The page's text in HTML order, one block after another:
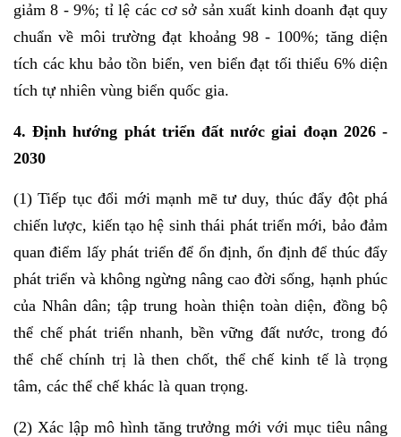
giảm 8 - 9%; tỉ lệ các cơ sở sản xuất kinh doanh đạt quy
chuẩn về môi trường đạt khoảng 98 - 100%; tăng diện
tích các khu bảo tồn biển, ven biển đạt tối thiểu 6% diện
tích tự nhiên vùng biển quốc gia.
4. Định hướng phát triển đất nước giai đoạn 2026 -
2030
(1) Tiếp tục đổi mới mạnh mẽ tư duy, thúc đẩy đột phá
chiến lược, kiến tạo hệ sinh thái phát triển mới, bảo đảm
quan điểm lấy phát triển để ổn định, ổn định để thúc đẩy
phát triển và không ngừng nâng cao đời sống, hạnh phúc
của Nhân dân; tập trung hoàn thiện toàn diện, đồng bộ
thể chế phát triển nhanh, bền vững đất nước, trong đó
thể chế chính trị là then chốt, thể chế kinh tế là trọng
tâm, các thể chế khác là quan trọng.
(2) Xác lập mô hình tăng trưởng mới với mục tiêu nâng